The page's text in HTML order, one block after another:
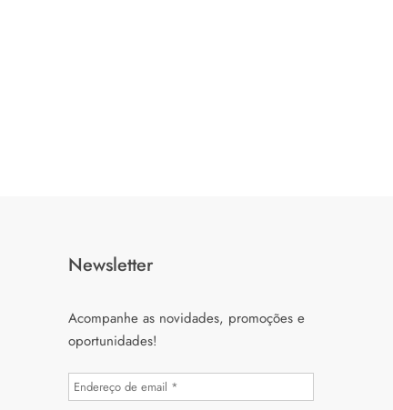
Newsletter
Acompanhe as novidades, promoções e
oportunidades!